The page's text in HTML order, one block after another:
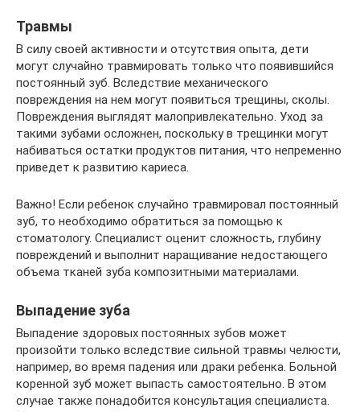
Травмы
В силу своей активности и отсутствия опыта, дети
могут случайно травмировать только что появившийся
постоянный зуб. Вследствие механического
повреждения на нем могут появиться трещины, сколы.
Повреждения выглядят малопривлекательно. Уход за
такими зубами осложнен, поскольку в трещинки могут
набиваться остатки продуктов питания, что непременно
приведет к развитию кариеса.
Важно! Если ребенок случайно травмировал постоянный
зуб, то необходимо обратиться за помощью к
стоматологу. Специалист оценит сложность, глубину
повреждений и выполнит наращивание недостающего
объема тканей зуба композитными материалами.
Выпадение зуба
Выпадение здоровых постоянных зубов может
произойти только вследствие сильной травмы челюсти,
например, во время падения или драки ребенка. Больной
коренной зуб может выпасть самостоятельно. В этом
случае также понадобится консультация специалиста.